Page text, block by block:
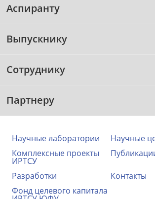
Аспиранту
Выпускнику
Сотруднику
Партнеру
Научные лаборатории
Научные
Комплексные проекты
ИРТСУ
Разработки
Контакты
Фонд целевого капитала